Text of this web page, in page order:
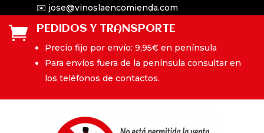
✉️ jose@vinoslaencomienda.com
 PEDIDOS Y TRANSPORTE
Precio fijo por envío: 9,95€ en península
Para envíos fuera de la península consultar en
los teléfonos de contactos.